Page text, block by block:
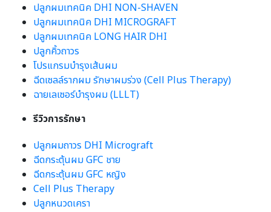
ปลูกผมเทคนิค DHI NON-SHAVEN
ปลูกผมเทคนิค DHI MICROGRAFT
ปลูกผมเทคนิค LONG HAIR DHI
ปลูกคิ้วถาวร
โปรแกรมบำรุงเส้นผม
ฉีดเซลล์รากผม รักษาผมร่วง (Cell Plus Therapy)
ฉายเลเซอร์บำรุงผม (LLLT)
รีวิวการรักษา
ปลูกผมถาวร DHI Micrograft
ฉีดกระตุ้นผม GFC ชาย
ฉีดกระตุ้นผม GFC หญิง
Cell Plus Therapy
ปลูกหนวดเครา